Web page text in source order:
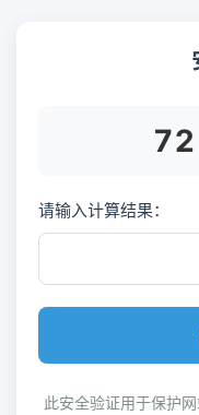
请输入计算结果：
此安全验证用于保护